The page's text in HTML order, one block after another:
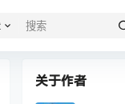
关于作者